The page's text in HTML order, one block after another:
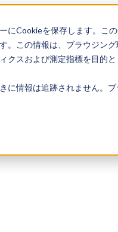
にCookieを保存します。こ
。この情報は、ブラウジン
クスおよび測定指標を目的
に情報は追跡されません。
所/弁理士・特許技術者
術者の求人※未経験の